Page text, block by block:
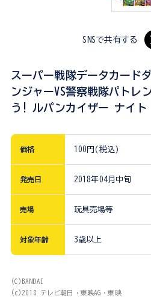
SNSで共有する
スーパー戦隊データカード
ンジャーVS警察戦隊パトレ
う! ルパンカイザー ナイ
価格 100円(税込)
発売日 2018年04月中旬
売場 玩具売場等
対象年齢 3歳以上
(C)BANDAI
(c)2018 テレビ朝日・東映AG・東映